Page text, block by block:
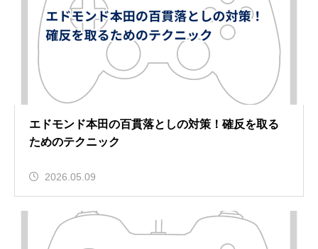
エドモンド本田の百貫落としの対策！確反を取る
ためのテクニック
2026.05.09